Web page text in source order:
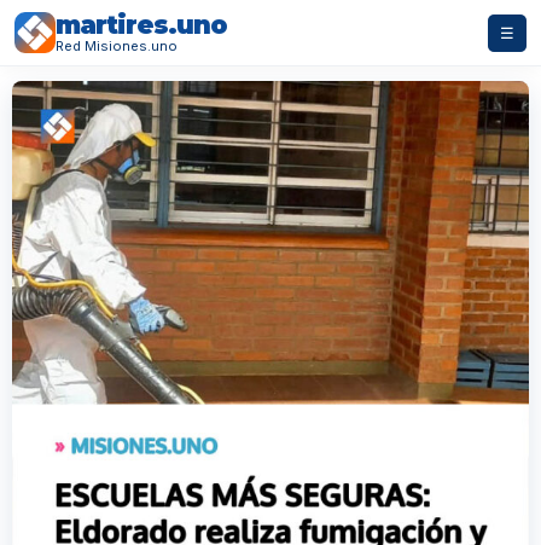
martires.uno
Red Misiones.uno
☰